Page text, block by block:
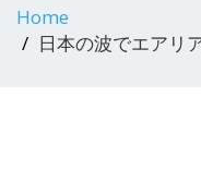
Home
日本の波でエアリ